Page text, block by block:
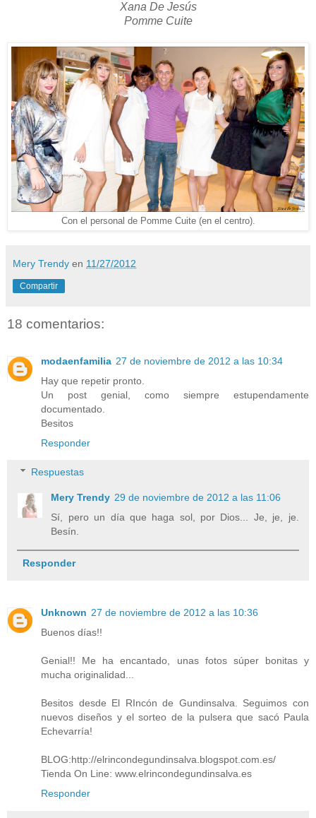
Xana De Jesús
Pomme Cuite
Con el personal de Pomme Cuite (en el centro).
Mery Trendy en 11/27/2012
Compartir
18 comentarios:
modaenfamilia 27 de noviembre de 2012 a las 10:34
Hay que repetir pronto.
Un post genial, como siempre estupendamente
documentado.
Besitos
Responder
Respuestas
Mery Trendy 29 de noviembre de 2012 a las 11:06
Sí, pero un día que haga sol, por Dios... Je, je, je.
Besín.
Responder
Unknown 27 de noviembre de 2012 a las 10:36
Buenos días!!
Genial!! Me ha encantado, unas fotos súper bonitas y
mucha originalidad...
Besitos desde El RIncón de Gundinsalva. Seguimos con
nuevos diseños y el sorteo de la pulsera que sacó Paula
Echevarría!
BLOG:http://elrincondegundinsalva.blogspot.com.es/
Tienda On Line: www.elrincondegundinsalva.es
Responder